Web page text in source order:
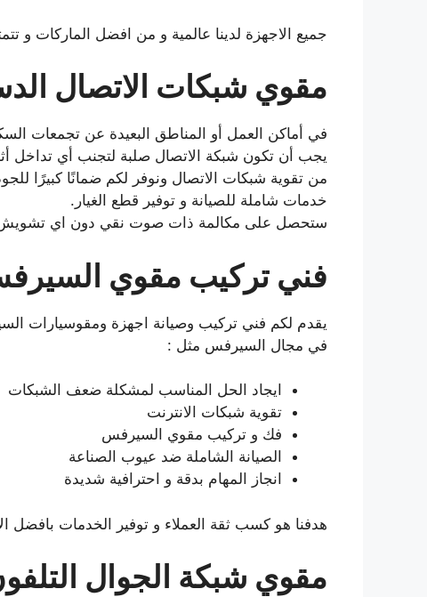
جميع الاجهزة لدينا عالمية و من افضل الماركات و
مقوي شبكات الاتصال
في أماكن العمل أو المناطق البعيدة عن تجمعات
يجب أن تكون شبكة الاتصال صلبة لتجنب أي تداخل
من تقوية شبكات الاتصال ونوفر لكم ضمانًا كبيرًا
خدمات شاملة للصيانة و توفير قطع الغيار.
ستحصل على مكالمة ذات صوت نقي دون اي
فني تركيب مقوي
يقدم لكم فني تركيب وصيانة اجهزة ومقوسيارات
في مجال السيرفس مثل :
ايجاد الحل المناسب لمشكلة ضعف الشبكات
تقوية شبكات الانترنت
فك و تركيب مقوي السيرفس
الصيانة الشاملة ضد عيوب الصناعة
انجاز المهام بدقة و احترافية شديدة
هدفنا هو كسب ثقة العملاء و توفير الخدمات بافضل
مقوي شبكة الجوال